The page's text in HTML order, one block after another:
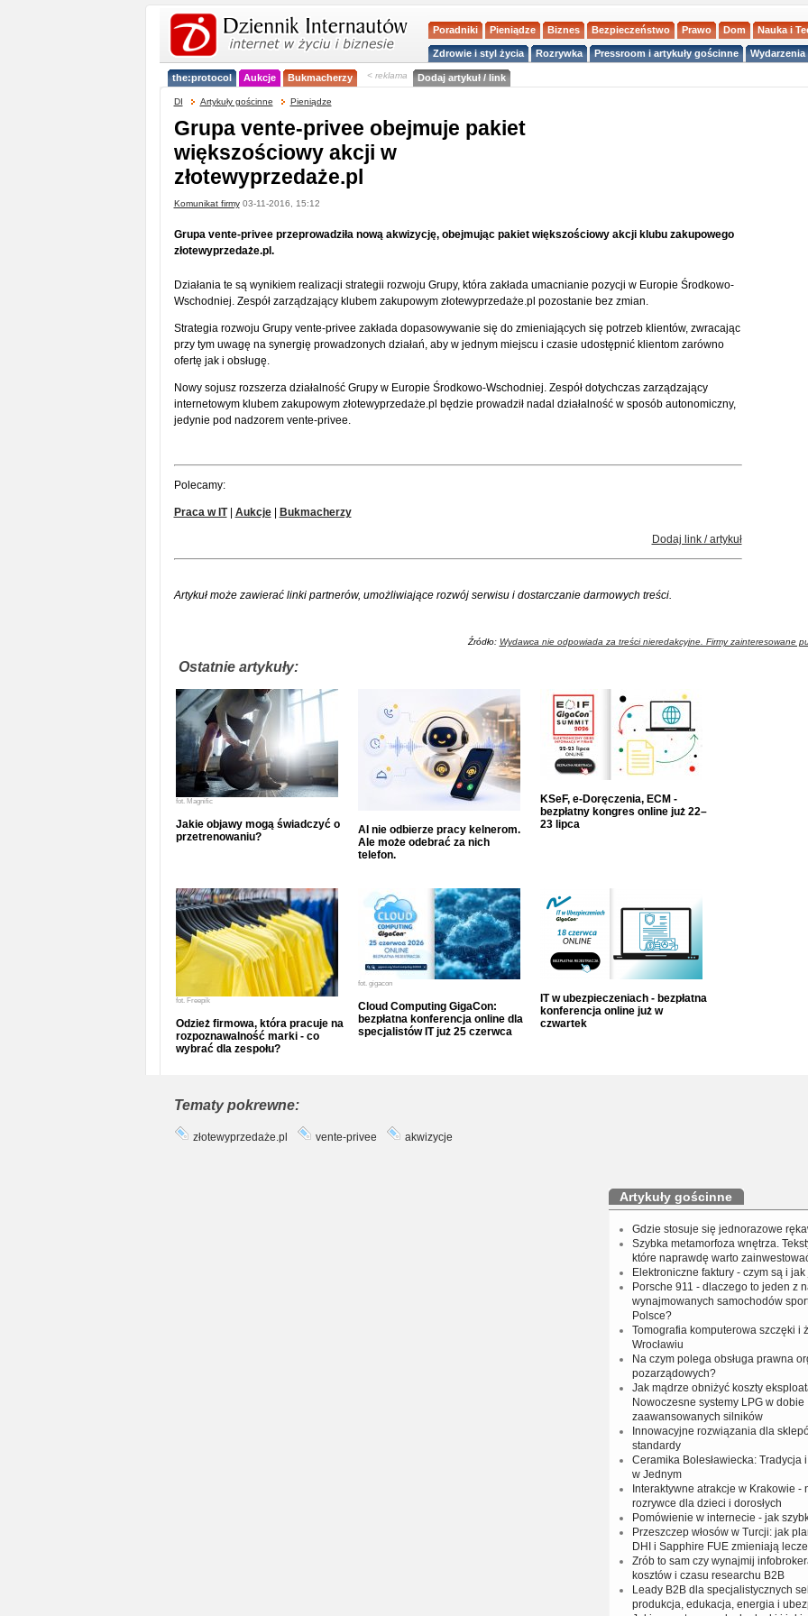
Poradniki Pieniądze Biznes Bezpieczeństwo Prawo Dom Nauka i
Zdrowie i styl życia Rozrywka Pressroom i artykuły gościnne
the:protocol Aukcje Bukmacherzy < reklama Dodaj artykuł / link
DI Artykuły gościnne Pieniądze
Grupa vente-privee obejmuje pakiet
większościowy akcji w
złotewyprzedaże.pl
Komunikat firmy03-11-2016, 15:12
Grupa vente-privee przeprowadziła nową akwizycję, obejmując pakiet większościowy akcji klubu zakupowego
złotewyprzedaże.pl.
Działania te są wynikiem realizacji strategii rozwoju Grupy, która zakłada umacnianie pozycji w Europie Środkowo-
Wschodniej. Zespół zarządzający klubem zakupowym złotewyprzedaże.pl pozostanie bez zmian.
Strategia rozwoju Grupy vente-privee zakłada dopasowywanie się do zmieniających się potrzeb klientów, zwracając
przy tym uwagę na synergię prowadzonych działań, aby w jednym miejscu i czasie udostępnić klientom zarówno
ofertę jak i obsługę.
Nowy sojusz rozszerza działalność Grupy w Europie Środkowo-Wschodniej. Zespół dotychczas zarządzający
internetowym klubem zakupowym złotewyprzedaże.pl będzie prowadził nadal działalność w sposób autonomiczny,
jedynie pod nadzorem vente-privee.
Polecamy:
Praca w IT| Aukcje| Bukmacherzy
Dodaj link / artykuł
Artykuł może zawierać linki partnerów, umożliwiające rozwój serwisu i dostarczanie darmowych treści.
Źródło: Wydawca nie odpowiada za treści nieredakcyjne. Firmy zainteresowane
Ostatnie artykuły:
fot. Magnific
Jakie objawy mogą świadczyć o
przetrenowaniu?
AI nie odbierze pracy kelnerom.
Ale może odebrać za nich
telefon.
KSeF, e-Doręczenia, ECM -
bezpłatny kongres online już 22–
23 lipca
fot. Freepik
Odzież firmowa, która pracuje na
rozpoznawalność marki - co
wybrać dla zespołu?
fot. gigacon
Cloud Computing GigaCon:
bezpłatna konferencja online dla
specjalistów IT już 25 czerwca
IT w ubezpieczeniach - bezpłatna
konferencja online już w
czwartek
Tematy pokrewne:
złotewyprzedaże.pl vente-privee akwizycje
Artykuły gościnne
Gdzie stosuje się jednorazowe
Szybka metamorfoza wnętrza.
które naprawdę warto
Elektroniczne faktury - czym są i
Porsche 911 - dlaczego to jeden z
wynajmowanych samochodów
Polsce?
Tomografia komputerowa szczęki i
Wrocławiu
Na czym polega obsługa prawna
pozarządowych?
Jak mądrze obniżyć koszty
Nowoczesne systemy LPG w dobie
zaawansowanych silników
Innowacyjne rozwiązania dla
standardy
Ceramika Bolesławiecka: Tradycja
w Jednym
Interaktywne atrakcje w Krakowie -
rozrywce dla dzieci i dorosłych
Pomówienie w internecie - jak
Przeszczep włosów w Turcji: jak
DHI i Sapphire FUE zmieniają
Zrób to sam czy wynajmij
kosztów i czasu researchu B2B
Leady B2B dla specjalistycznych
produkcja, edukacja, energia i